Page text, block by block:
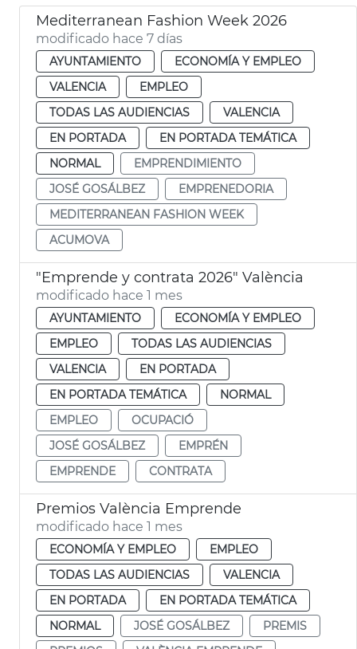
Mediterranean Fashion Week 2026
modificado hace 7 días
AYUNTAMIENTO
ECONOMÍA Y EMPLEO
VALENCIA
EMPLEO
TODAS LAS AUDIENCIAS
VALENCIA
EN PORTADA
EN PORTADA TEMÁTICA
NORMAL
EMPRENDIMIENTO
JOSÉ GOSÁLBEZ
EMPRENEDORIA
MEDITERRANEAN FASHION WEEK
ACUMOVA
"Emprende y contrata 2026" València
modificado hace 1 mes
AYUNTAMIENTO
ECONOMÍA Y EMPLEO
EMPLEO
TODAS LAS AUDIENCIAS
VALENCIA
EN PORTADA
EN PORTADA TEMÁTICA
NORMAL
EMPLEO
OCUPACIÓ
JOSÉ GOSÁLBEZ
EMPRÉN
EMPRENDE
CONTRATA
Premios València Emprende
modificado hace 1 mes
ECONOMÍA Y EMPLEO
EMPLEO
TODAS LAS AUDIENCIAS
VALENCIA
EN PORTADA
EN PORTADA TEMÁTICA
NORMAL
JOSÉ GOSÁLBEZ
PREMIS